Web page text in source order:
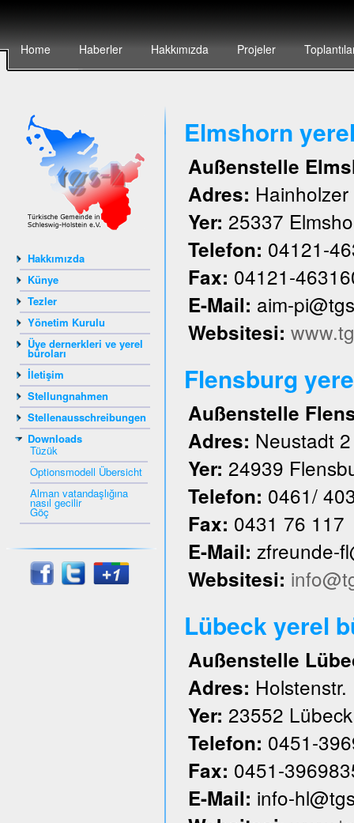
Home Haberler Hakkımızda Projeler
Hakkımızda
Künye
Tezler
Yönetim Kurulu
Üye dernerkleri ve yerel
büroları
İletişim
Stellungnahmen
Stellenausschreibungen
Downloads
Tüzük
Optionsmodell Übersicht
Alman vatandaşlığına
nasıl gecilir
Göç
Elmshorn
Außenstelle
Adres:
Yer: 25337
Telefon: 04121-
Fax: 04121-
E-Mail: aim-
Websitesi:
Flensburg
Außenstelle
Adres: Neustadt 2
Yer: 24939
Telefon: 0461/
Fax: 0431 76 117
E-Mail: zfreunde-
Websitesi:
Lübeck yerel
Außenstelle
Adres:
Yer: 23552 Lübeck
Telefon: 0451-
Fax: 0451-
E-Mail: info-